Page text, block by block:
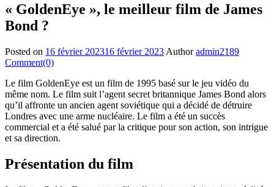
« GoldenEye », le meilleur film de James
Bond ?
Posted on 16 février 202316 février 2023 Author admin2189
Comment(0)
Le film GoldenEye est un film de 1995 basé sur le jeu vidéo du
même nom. Le film suit l’agent secret britannique James Bond alors
qu’il affronte un ancien agent soviétique qui a décidé de détruire
Londres avec une arme nucléaire. Le film a été un succès
commercial et a été salué par la critique pour son action, son intrigue
et sa direction.
Présentation du film